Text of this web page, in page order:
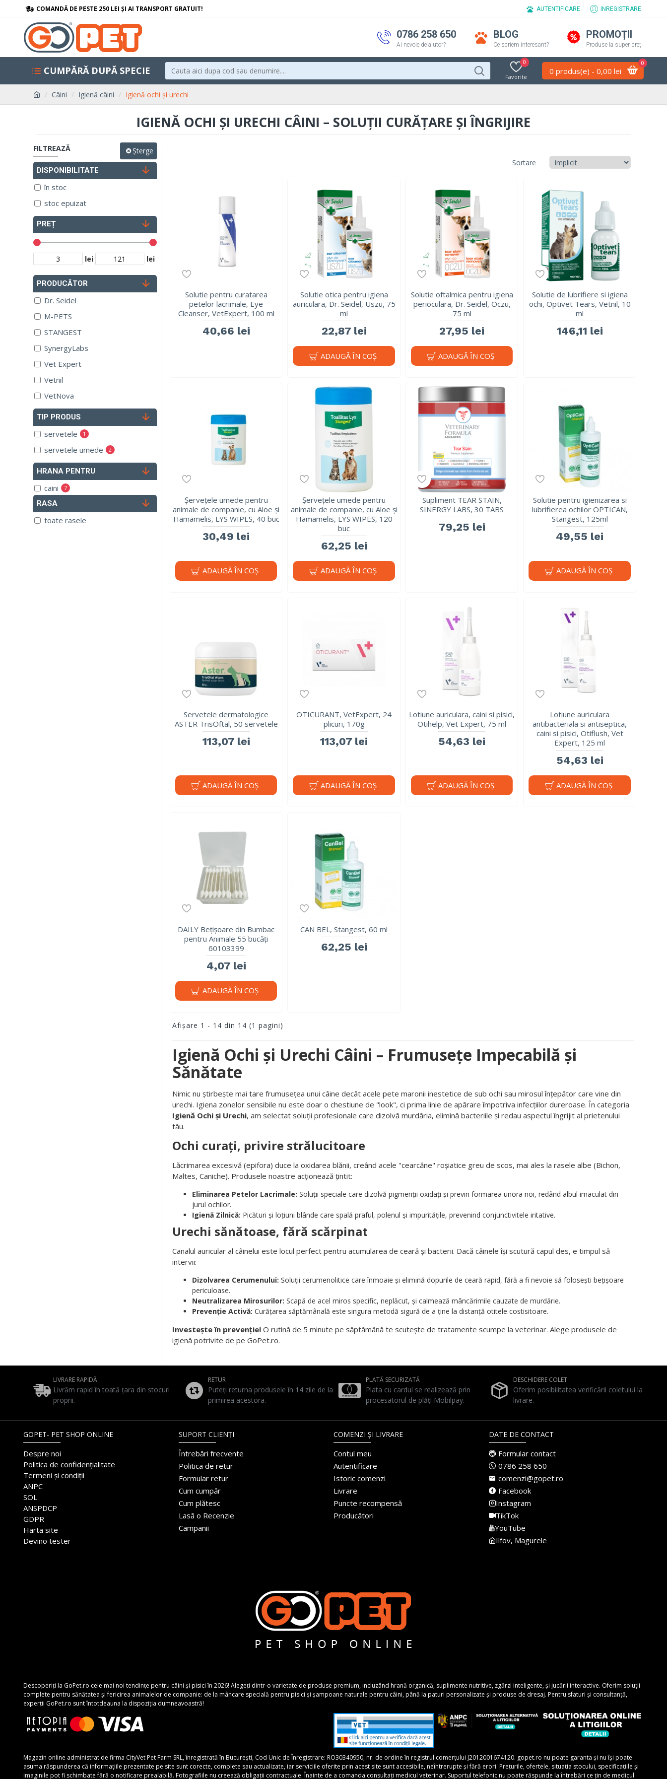
COMANDĂ DE PESTE 250 LEI ȘI AI TRANSPORT GRATUIT! AUTENTIFICARE INREGISTRARE
0786 258 650
Ai nevoie de ajutor?
BLOG
Ce scriem interesant?
PROMOȚII
Produse la super preț
CUMPĂRĂ DUPĂ SPECIE
Favorite
0
0 produs(e) - 0,00 lei
0
Câini Igienă câini Igienă ochi și urechi
IGIENĂ OCHI ȘI URECHI CÂINI – SOLUȚII CURĂȚARE ȘI ÎNGRIJIRE
FILTREAZĂ Șterge
PREȚ
lei lei
PRODUCĂTOR
Dr. Seidel
M-PETS
STANGEST
SynergyLabs
Vet Expert
Vetnil
VetNova
HRANA PENTRU
caini 7
pisici
TIP PRODUS
servetele 1
servetele umede 2
RASA
toate rasele
DISPONIBILITATE
în stoc
stoc epuizat
Igienă Ochi și Urechi Câini – Frumusețe Impecabilă și
Sănătate
Nimic nu știrbește mai tare frumusețea unui câine decât acele pete maronii inestetice de sub ochi sau mirosul înțepător care vine din
urechi. Igiena zonelor sensibile nu este doar o chestiune de "look", ci prima linie de apărare împotriva infecțiilor dureroase. În categoria
Igienă Ochi și Urechi, am selectat soluții profesionale care dizolvă murdăria, elimină bacteriile și redau aspectul îngrijit al prietenului
tău.
Ochi curați, privire strălucitoare
Lăcrimarea excesivă (epifora) duce la oxidarea blănii, creând acele "cearcăne" roșiatice greu de scos, mai ales la rasele albe (Bichon,
Maltes, Caniche). Produsele noastre acționează țintit:
Eliminarea Petelor Lacrimale: Soluții speciale care dizolvă pigmenții oxidați și previn formarea unora noi, redând albul imaculat din
jurul ochilor.
Igienă Zilnică: Picături și loțiuni blânde care spală praful, polenul și impuritățile, prevenind conjunctivitele iritative.
Urechi sănătoase, fără scărpinat
Canalul auricular al câinelui este locul perfect pentru acumularea de ceară și bacterii. Dacă câinele își scutură capul des, e timpul să
intervii:
Dizolvarea Cerumenului: Soluții cerumenolitice care înmoaie și elimină dopurile de ceară rapid, fără a fi nevoie să folosești bețișoare
periculoase.
Neutralizarea Mirosurilor: Scapă de acel miros specific, neplăcut, și calmează mâncărimile cauzate de murdărie.
Prevenție Activă: Curățarea săptămânală este singura metodă sigură de a ține la distanță otitele costisitoare.
Investește în prevenție! O rutină de 5 minute pe săptămână te scutește de tratamente scumpe la veterinar. Alege produsele de
igienă potrivite de pe GoPet.ro.
Sortare
Solutie pentru curatarea
petelor lacrimale, Eye
Cleanser, VetExpert, 100 ml
40,66 lei
Solutie otica pentru igiena
auriculara, Dr. Seidel, Uszu, 75
ml
22,87 lei
ADAUGĂ ÎN COŞ
Solutie oftalmica pentru igiena
perioculara, Dr. Seidel, Oczu,
75 ml
27,95 lei
ADAUGĂ ÎN COŞ
Solutie de lubrifiere si igiena
ochi, Optivet Tears, Vetnil, 10
ml
146,11 lei
Șervețele umede pentru
animale de companie, cu Aloe și
Hamamelis, LYS WIPES, 40 buc
30,49 lei
ADAUGĂ ÎN COŞ
Șervețele umede pentru
animale de companie, cu Aloe și
Hamamelis, LYS WIPES, 120
buc
62,25 lei
ADAUGĂ ÎN COŞ
Supliment TEAR STAIN,
SINERGY LABS, 30 TABS
79,25 lei
Solutie pentru igienizarea si
lubrifierea ochilor OPTICAN,
Stangest, 125ml
49,55 lei
ADAUGĂ ÎN COŞ
Servetele dermatologice
ASTER TrisOftal, 50 servetele
113,07 lei
ADAUGĂ ÎN COŞ
OTICURANT, VetExpert, 24
plicuri, 170g
113,07 lei
ADAUGĂ ÎN COŞ
Lotiune auriculara, caini si pisici,
Otihelp, Vet Expert, 75 ml
54,63 lei
ADAUGĂ ÎN COŞ
Lotiune auriculara
antibacteriala si antiseptica,
caini si pisici, Otiflush, Vet
Expert, 125 ml
54,63 lei
ADAUGĂ ÎN COŞ
DAILY Bețișoare din Bumbac
pentru Animale 55 bucăți
60103399
4,07 lei
ADAUGĂ ÎN COŞ
CAN BEL, Stangest, 60 ml
62,25 lei
Afişare 1 - 14 din 14 (1 pagini)
LIVRARE RAPIDĂ
Livrăm rapid în toată țara din stocuri
proprii.
RETUR
Puteți returna produsele în 14 zile de la
primirea acestora.
PLATĂ SECURIZATĂ
Plata cu cardul se realizează prin
procesatorul de plăți Mobilpay.
DESCHIDERE COLET
Oferim posibilitatea verificării coletului la
livrare.
GOPET- PET SHOP ONLINE
Despre noi
Politica de confidențialitate
Termeni și condiții
ANPC
SOL
ANSPDCP
GDPR
Harta site
Devino tester
SUPORT CLIENȚI
Întrebări frecvente
Politica de retur
Formular retur
Cum cumpăr
Cum plătesc
Lasă o Recenzie
Campanii
COMENZI ȘI LIVRARE
Contul meu
Autentificare
Istoric comenzi
Livrare
Puncte recompensă
Producători
DATE DE CONTACT
Formular contact
0786 258 650
comenzi@gopet.ro
Facebook
Instagram
TikTok
YouTube
Ilfov, Magurele
Descoperiți la GoPet.ro cele mai noi tendințe pentru câini și pisici în 2026! Alegeți dintr-o varietate de produse premium, incluzând hrană organică, suplimente nutritive, zgărzi inteligente, și jucării interactive. Oferim soluții
complete pentru sănătatea și fericirea animalelor de companie: de la mâncare specială pentru pisici și șampoane naturale pentru câini, până la paturi personalizate și produse de dresaj. Pentru sfaturi și consultanță,
experții GoPet.ro sunt întotdeauna la dispoziția dumneavoastră!
Magazin online administrat de firma CityVet Pet Farm SRL, înregistrată în București, Cod Unic de Înregistrare: RO30340950, nr. de ordine în registrul comerțului J2012001674120. gopet.ro nu poate garanta și nu își poate
asuma răspunderea că informațiile prezentate pe site sunt corecte, complete sau actualizate, iar serviciile oferite prin acest site sunt accesibile, neîntrerupte și fără erori. Prețurile, ofertele, situația stocului, specificațiile și
imaginile pot fi schimbate fără o notificare prealabilă. Fotografiile nu creează obligații contractuale. Înainte de a comanda consultați medicul veterinar. Suportul telefonic nu poate răspunde la întrebări ce țin de medicul